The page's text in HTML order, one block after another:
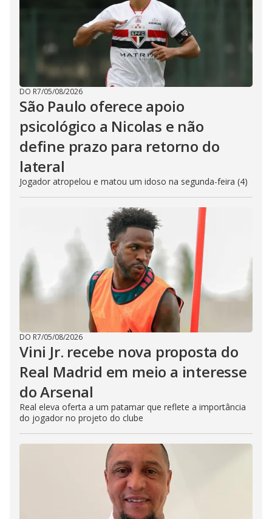
DO R7/05/08/2026
São Paulo oferece apoio
psicológico a Nicolas e não
define prazo para retorno do
lateral
Jogador atropelou e matou um idoso na segunda-feira (4)
DO R7/05/08/2026
Vini Jr. recebe nova proposta do
Real Madrid em meio a interesse
do Arsenal
Real eleva oferta a um patamar que reflete a importância
do jogador no projeto do clube